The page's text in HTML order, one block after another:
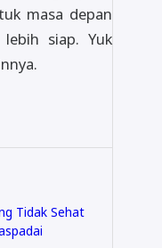
masa depan
siap. Yuk
Tidak Sehat